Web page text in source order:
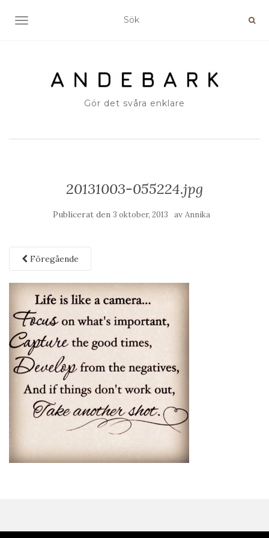
SLÅ PÅ/AV NAVIGERING
Gör det svåra enklare
20131003-055224.jpg
Publicerat den 3 oktober, 2013 av Annika
Föregående